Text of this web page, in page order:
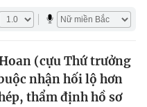
(cựu Thứ trưởng
nhận hối lộ hơn
thẩm định hồ sơ